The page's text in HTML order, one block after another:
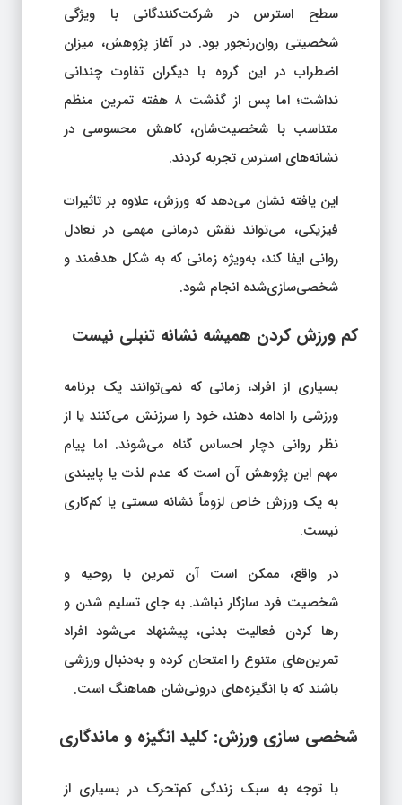
سطح استرس در شرکت‌کنندگانی با ویژگی
شخصیتی روان‌رنجور بود. در آغاز پژوهش، میزان
اضطراب در این گروه با دیگران تفاوت چندانی
نداشت؛ اما پس از گذشت ۸ هفته تمرین منظم
متناسب با شخصیت‌شان، کاهش محسوسی در
نشانه‌های استرس تجربه کردند.
این یافته نشان می‌دهد که ورزش، علاوه بر تاثیرات
فیزیکی، می‌تواند نقش درمانی مهمی در تعادل
روانی ایفا کند، به‌ویژه زمانی که به شکل هدفمند و
شخصی‌سازی‌شده انجام شود.
کم‌ ورزش کردن همیشه نشانه تنبلی نیست
بسیاری از افراد، زمانی که نمی‌توانند یک برنامه
ورزشی را ادامه دهند، خود را سرزنش می‌کنند یا از
نظر روانی دچار احساس گناه می‌شوند. اما پیام
مهم این پژوهش آن است که عدم لذت یا پایبندی
به یک ورزش خاص لزوماً نشانه سستی یا کم‌کاری
نیست.
در واقع، ممکن است آن تمرین با روحیه و
شخصیت فرد سازگار نباشد. به جای تسلیم شدن و
رها کردن فعالیت بدنی، پیشنهاد می‌شود افراد
تمرین‌های متنوع را امتحان کرده و به‌دنبال ورزشی
باشند که با انگیزه‌های درونی‌شان هماهنگ است.
شخصی‌ سازی ورزش: کلید انگیزه و ماندگاری
با توجه به سبک زندگی کم‌تحرک در بسیاری از